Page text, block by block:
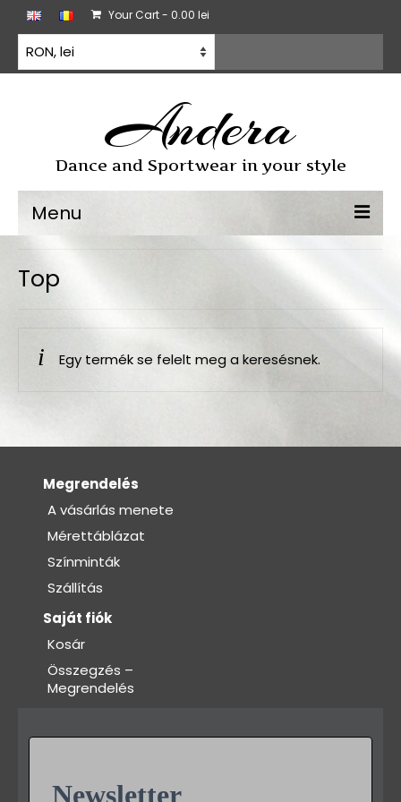
Your Cart- 0.00 lei
Andera
Dance and Sportwear in your style
Menu
Gyakorló ruházat
Szoknyák
Nadrágok
Dancers kollekció
Egyéni megrendelések
Sportruházat
Tropical kollekció
Fitnesz kollekció
Geo kollekció
Dancers kollekció
Top
Egy termék se felelt meg a keresésnek.
Megrendelés
A vásárlás menete
Mérettáblázat
Színminták
Szállítás
Saját fiók
Kosár
Összegzés –
Megrendelés
Newsletter